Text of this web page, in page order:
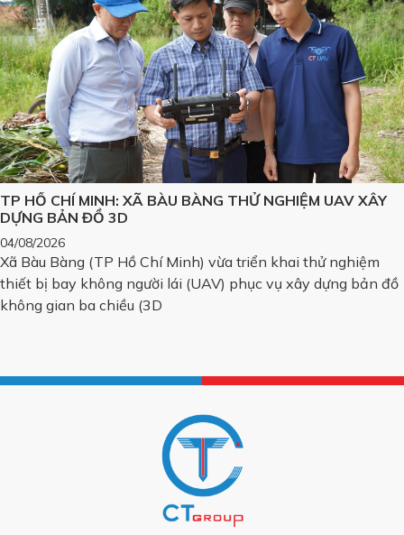
TP HỒ CHÍ MINH: XÃ BÀU BÀNG THỬ NGHIỆM UAV XÂY
DỰNG BẢN ĐỒ 3D
04/08/2026
Xã Bàu Bàng (TP Hồ Chí Minh) vừa triển khai thử nghiệm
thiết bị bay không người lái (UAV) phục vụ xây dựng bản đồ
không gian ba chiều (3D